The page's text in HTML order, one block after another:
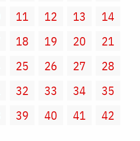
11 12 13
14
18 19 20
21
25 26 27
28
32 33 34
35
39 40 41 42